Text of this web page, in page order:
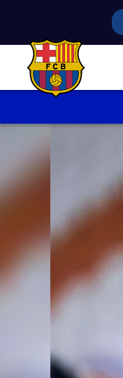
FC Barcelona club badge